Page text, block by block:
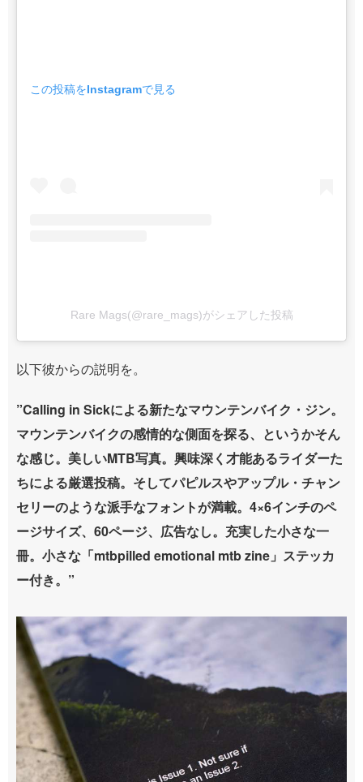
この投稿をInstagramで見る
Rare Mags(@rare_mags)がシェアした投稿
以下彼からの説明を。
”Calling in Sickによる新たなマウンテンバイク・ジン。
マウンテンバイクの感情的な側面を探る、というかそん
な感じ。美しいMTB写真。興味深く才能あるライダーた
ちによる厳選投稿。そしてパピルスやアップル・チャン
セリーのような派手なフォントが満載。4×6インチのペ
ージサイズ、60ページ、広告なし。充実した小さな一
冊。小さな「mtbpilled emotional mtb zine」ステッカ
ー付き。”